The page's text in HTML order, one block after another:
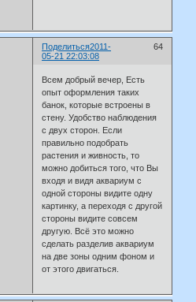
Поделиться 64
2011-
05-21 22:03:08
Всем добрый вечер, Есть
опыт оформления таких
банок, которые встроены в
стену. Удобство наблюдения
с двух сторон. Если
правильно подобрать
растения и живность, то
можно добиться того, что Вы
входя и видя аквариум с
одной стороны видите одну
картинку, а переходя с другой
стороны видите совсем
другую. Всё это можно
сделать разделив аквариум
на две зоны одним фоном и
от этого двигаться.